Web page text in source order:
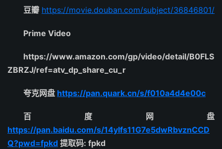
豆瓣 https://movie.douban.com/subject/36846801/
Prime Video
https://www.amazon.com/gp/video/detail/B0FLS
ZBRZJ/ref=atv_dp_share_cu_r
夸克网盘 https://pan.quark.cn/s/f010a4d4e00c
百度网盘
https://pan.baidu.com/s/14yIfs11G7e5dwRbvznCCD
Q?pwd=fpkd 提取码: fpkd